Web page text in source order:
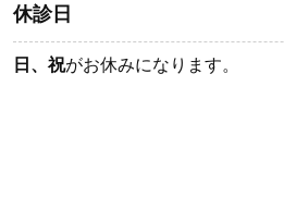
休診日
日、祝がお休みになります。